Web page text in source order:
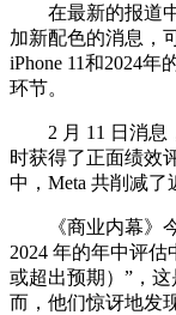
在最新的报道中
加新配色的消息，
iPhone 11和2024年
环节。
2 月 11 日消息，
时获得了正面绩效
中，Meta 共削减了
《商业内幕》今
2024 年的年中评估
或超出预期）”，
而，他们惊讶地发